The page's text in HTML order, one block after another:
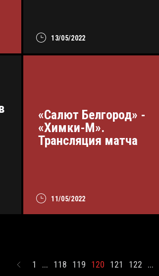
13/05/2022
11/05/2022
«Салют Белгород» -
«Химки-М».
Трансляция матча
1 ... 118 119 120 121 122 ...